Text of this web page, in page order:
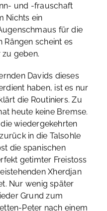
und -frauschaft
Nichts ein
für die
Rängen scheint es
geben.
Davids dieses
haben, ist es nur
die Routiniers. Zu
heute keine Bremse.
wiedergekehrten
in die Talsohle
die spanischen
getimter Freistoss
Xherdjan
Nur wenig später
Grund zum
Peter nach einem